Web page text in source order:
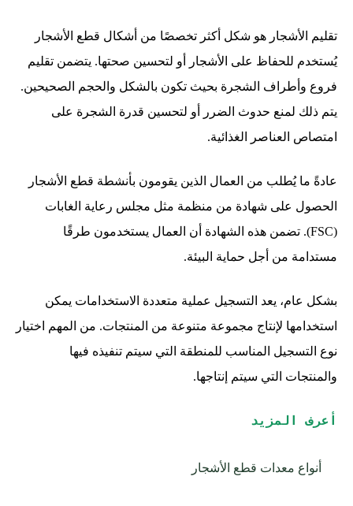
تقليم الأشجار هو شكل أكثر تخصصًا من أشكال قطع الأشجار
يُستخدم للحفاظ على الأشجار أو لتحسين صحتها. يتضمن تقليم
فروع وأطراف الشجرة بحيث تكون بالشكل والحجم الصحيحين.
يتم ذلك لمنع حدوث الضرر أو لتحسين قدرة الشجرة على
امتصاص العناصر الغذائية.
عادةً ما يُطلب من العمال الذين يقومون بأنشطة قطع الأشجار
الحصول على شهادة من منظمة مثل مجلس رعاية الغابات
(FSC). تضمن هذه الشهادة أن العمال يستخدمون طرقًا
مستدامة من أجل حماية البيئة.
بشكل عام، يعد التسجيل عملية متعددة الاستخدامات يمكن
استخدامها لإنتاج مجموعة متنوعة من المنتجات. من المهم اختيار
نوع التسجيل المناسب للمنطقة التي سيتم تنفيذه فيها
والمنتجات التي سيتم إنتاجها.
أعرف المزيد
أنواع معدات قطع الأشجار